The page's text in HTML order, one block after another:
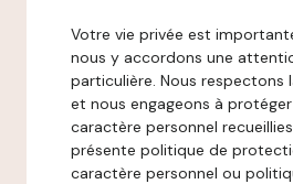
Votre vie privée est
nous y accordons une
particulière. Nous respectons
et nous engageons à
caractère personnel
présente politique de
caractère personnel ou